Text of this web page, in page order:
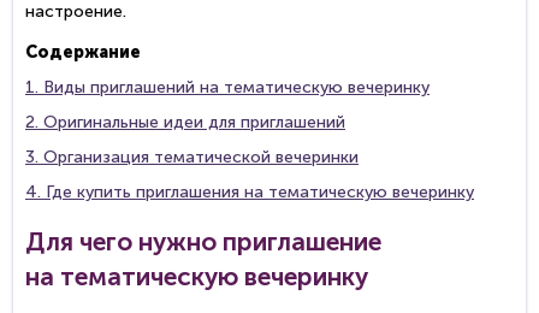
настроение.
Содержание
1. Виды приглашений на тематическую вечеринку
2. Оригинальные идеи для приглашений
3. Организация тематической вечеринки
4. Где купить приглашения на тематическую вечеринку
Для чего нужно приглашение
на тематическую вечеринку